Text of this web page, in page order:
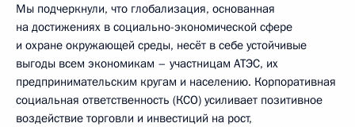
Мы подчеркнули, что глобализация, основанная
на достижениях в социально-экономической сфере
и охране окружающей среды, несёт в себе устойчивые
выгоды всем экономикам – участницам АТЭС, их
предпринимательским кругам и населению. Корпоративная
социальная ответственность (КСО) усиливает позитивное
воздействие торговли и инвестиций на рост,